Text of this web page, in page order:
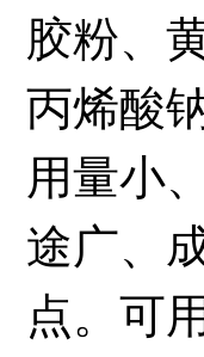
胶粉、
丙烯酸
用量小
途广、
点。可